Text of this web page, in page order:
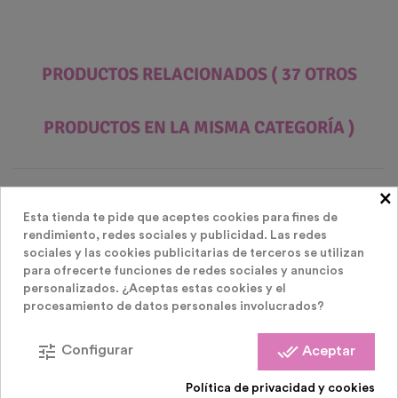
PRODUCTOS RELACIONADOS ( 37 OTROS
PRODUCTOS EN LA MISMA CATEGORÍA )
Pack
×
Esta tienda te pide que aceptes cookies para fines de
rendimiento, redes sociales y publicidad. Las redes
sociales y las cookies publicitarias de terceros se utilizan
para ofrecerte funciones de redes sociales y anuncios
personalizados. ¿Aceptas estas cookies y el
procesamiento de datos personales involucrados?
done_all Aceptar
tune Configurar
Política de privacidad y cookies